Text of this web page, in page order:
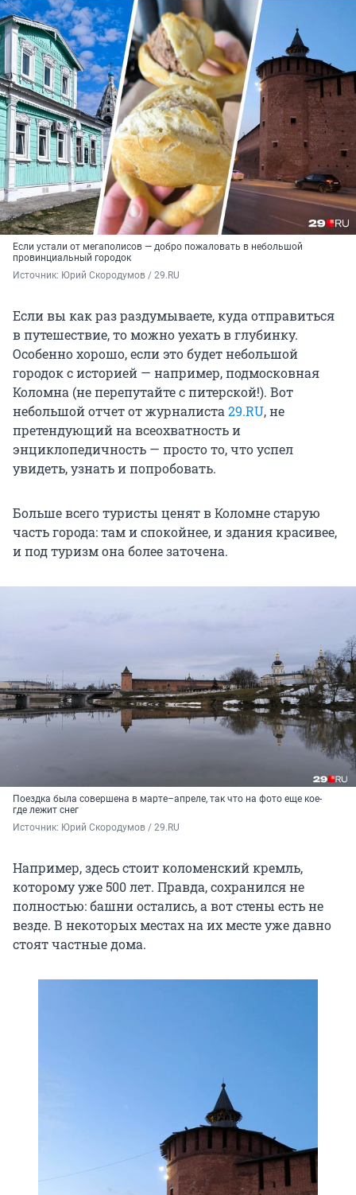
Если устали от мегаполисов — добро пожаловать в небольшой
провинциальный городок
Источник: Юрий Скородумов / 29.RU
Если вы как раз раздумываете, куда отправиться
в путешествие, то можно уехать в глубинку.
Особенно хорошо, если это будет небольшой
городок с историей — например, подмосковная
Коломна (не перепутайте с питерской!). Вот
небольшой отчет от журналиста29.RU, не
претендующий на всеохватность и
энциклопедичность — просто то, что успел
увидеть, узнать и попробовать.
Больше всего туристы ценят в Коломне старую
часть города: там и спокойнее, и здания красивее,
и под туризм она более заточена.
Поездка была совершена в марте–апреле, так что на фото еще кое-
где лежит снег
Источник: Юрий Скородумов / 29.RU
Например, здесь стоит коломенский кремль,
которому уже 500 лет. Правда, сохранился не
полностью: башни остались, а вот стены есть не
везде. В некоторых местах на их месте уже давно
стоят частные дома.